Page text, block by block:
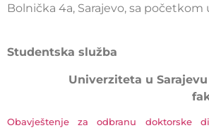
Bolnička 4a, Sarajevo, sa početkom
Studentska služba
Univerziteta u
Obavještenje za odbranu doktorske